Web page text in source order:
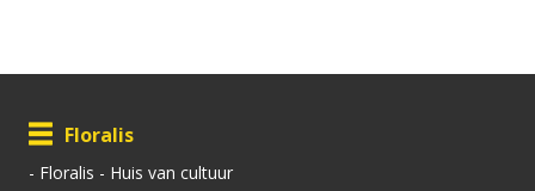
Floralis
- Floralis - Huis van cultuur